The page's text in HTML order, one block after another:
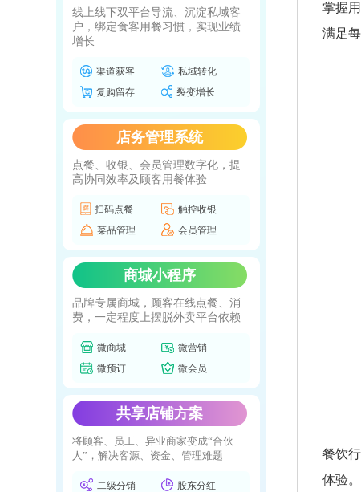
线上线下双平台导流、沉淀私域客
户，绑定食客用餐习惯，实现业绩
增长
渠道获客
私域转化
复购留存
裂变增长
店务管理系统
点餐、收银、会员管理数字化，提
高协同效率及顾客用餐体验
扫码点餐
触控收银
菜品管理
会员管理
商城小程序
品牌专属商城，顾客在线点餐、消
费，一定程度上摆脱外卖平台依赖
微商城
微营销
微预订
微会员
共享店铺方案
将顾客、员工、异业商家变成“合伙
人”，解决客源、资金、管理难题
二级分销
股东分红
掌握
满足
餐饮
体验